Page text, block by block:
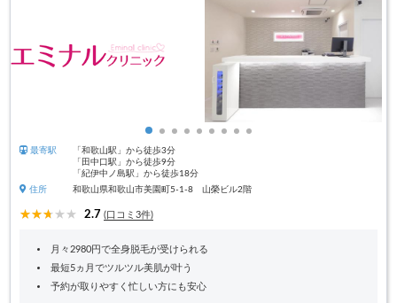
最寄駅
「和歌山駅」から徒歩3分
「田中口駅」から徒歩9分
「紀伊中ノ島駅」から徒歩18分
住所
和歌山県和歌山市美園町5-1-8 山榮ビル2階
2.7 (口コミ3件)
月々2980円で全身脱毛が受けられる
最短5ヵ月でツルツル美肌が叶う
予約が取りやすく忙しい方にも安心